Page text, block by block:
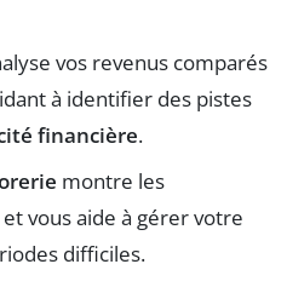
vos revenus comparés
à identifier des pistes
financière.
montre les
vous aide à gérer votre
difficiles.